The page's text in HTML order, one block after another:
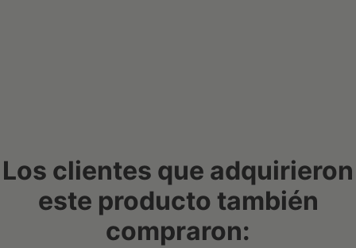
Los clientes que adquirieron
este producto también
compraron: